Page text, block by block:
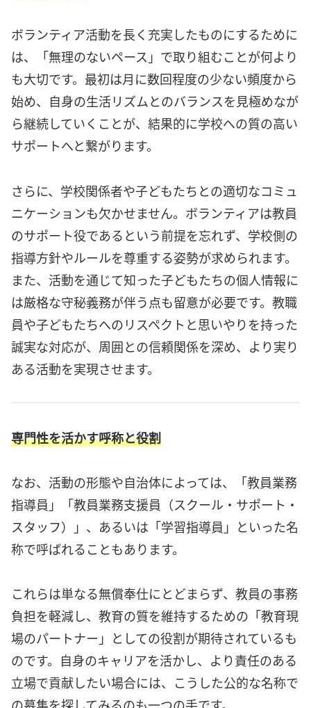
ボランティア活動を長く充実したものにするために
は、「無理のないペース」で取り組むことが何より
も大切です。最初は月に数回程度の少ない頻度から
始め、自身の生活リズムとのバランスを見極めなが
ら継続していくことが、結果的に学校への質の高い
サポートへと繋がります。
さらに、学校関係者や子どもたちとの適切なコミュ
ニケーションも欠かせません。ボランティアは教員
のサポート役であるという前提を忘れず、学校側の
指導方針やルールを尊重する姿勢が求められます。
また、活動を通じて知った子どもたちの個人情報に
は厳格な守秘義務が伴う点も留意が必要です。教職
員や子どもたちへのリスペクトと思いやりを持った
誠実な対応が、周囲との信頼関係を深め、より実り
ある活動を実現させます。
専門性を活かす呼称と役割
なお、活動の形態や自治体によっては、「教員業務
指導員」「教員業務支援員（スクール・サポート・
スタッフ）」、あるいは「学習指導員」といった名
称で呼ばれることもあります。
これらは単なる無償奉仕にとどまらず、教員の事務
負担を軽減し、教育の質を維持するための「教育現
場のパートナー」としての役割が期待されているも
のです。自身のキャリアを活かし、より責任のある
立場で貢献したい場合には、こうした公的な名称で